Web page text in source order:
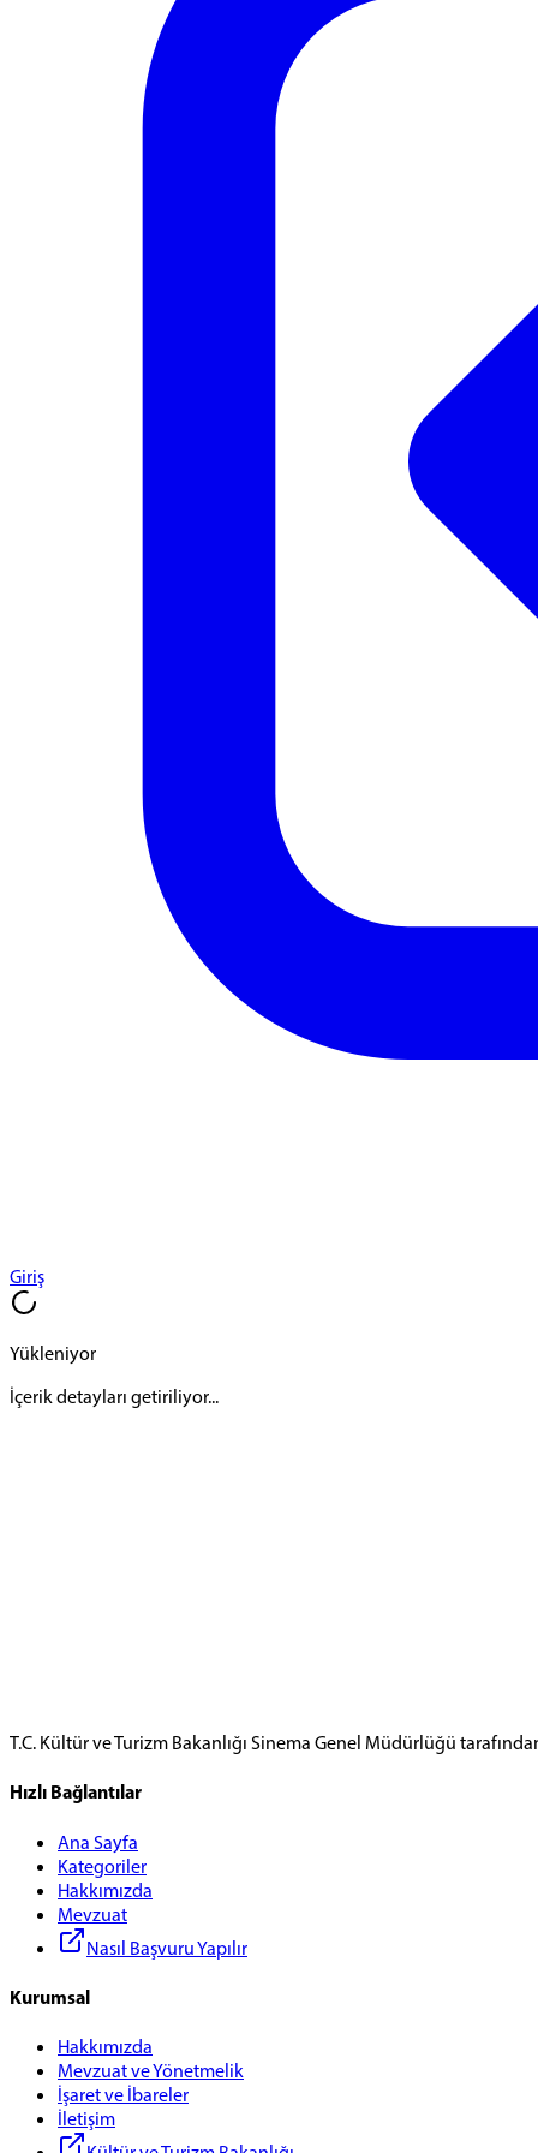
Giriş
Yükleniyor
İçerik detayları getiriliyor...
T.C. Kültür ve Turizm Bakanlığı Sinema Genel Müdürlüğü
Hızlı Bağlantılar
Ana Sayfa
Kategoriler
Hakkımızda
Mevzuat
Nasıl Başvuru Yapılır
Kurumsal
Hakkımızda
Mevzuat ve Yönetmelik
İşaret ve İbareler
İletişim